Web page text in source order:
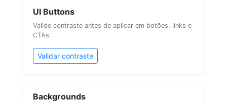
UI Buttons
Valide contraste antes de aplicar em botões, links e
CTAs.
Validar contraste
Backgrounds